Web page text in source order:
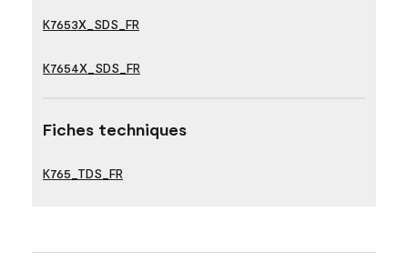
K7653X_SDS_FR
K7654X_SDS_FR
Fiches techniques
K765_TDS_FR